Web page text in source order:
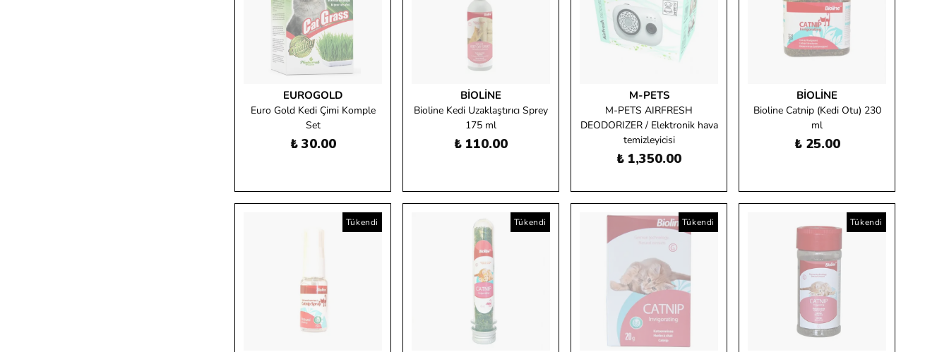
EUROGOLD
Euro Gold Kedi Çimi Komple
Set
₺ 30.00
BIOLINE
Bioline Kedi Uzaklaştırıcı Sprey
175 ml
₺ 110.00
M-PETS
M-PETS AIRFRESH
DEODORIZER / Elektronik hava
temizleyicisi
₺ 1,350.00
BIOLINE
Bioline Catnip (Kedi Otu) 230
ml
₺ 25.00
Tükendi Tükendi Tükendi Tükendi